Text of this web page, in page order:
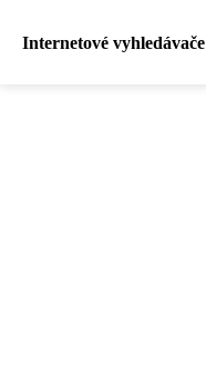
Internetové vyhledávače